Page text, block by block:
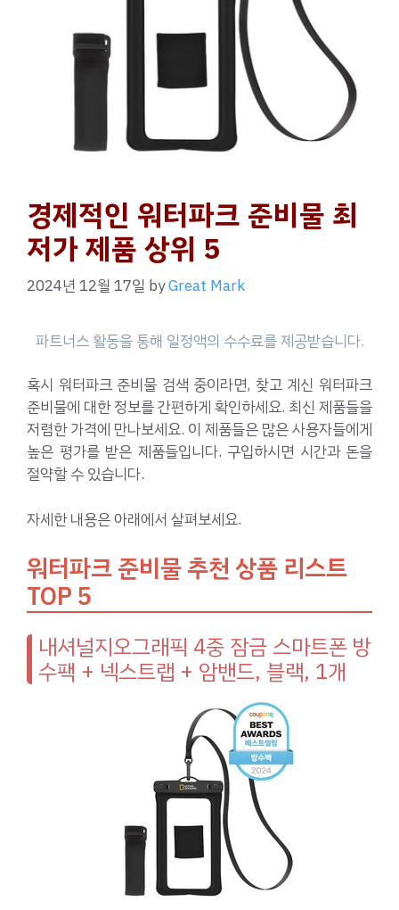
경제적인 워터파크 준비물 최
저가 제품 상위 5
2024년 12월 17일 byGreat Mark
혹시 워터파크 준비물 검색 중이라면, 찾고 계신 워터파크
준비물에 대한 정보를 간편하게 확인하세요. 최신 제품들을
저렴한 가격에 만나보세요. 이 제품들은 많은 사용자들에게
높은 평가를 받은 제품들입니다. 구입하시면 시간과 돈을
절약할 수 있습니다.
자세한 내용은 아래에서 살펴보세요.
워터파크 준비물 추천 상품 리스트
TOP 5
내셔널지오그래픽 4중 잠금 스마트폰 방
수팩 + 넥스트랩 + 암밴드, 블랙, 1개